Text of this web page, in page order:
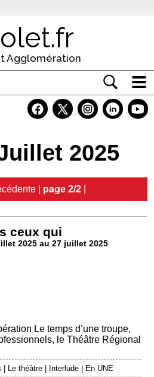
Agglomération
2025
| page 2/2|
ceux qui
2025 au 27 juillet 2025
Le temps d’une troupe,
le Théâtre Régional
| Le théâtre | Interlude | En UNE